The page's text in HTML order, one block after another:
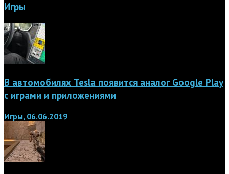
Игры
В автомобилях Tesla появится аналог Google Play
с играми и приложениями
Игры, 06.06.2019